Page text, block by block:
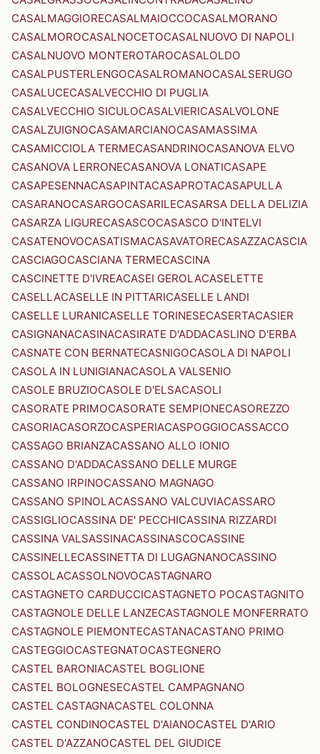
CASALMAGGIORECASALMAIOCCOCASALMORANO
CASALMOROCASALNOCETOCASALNUOVO DI NAPOLI
CASALNUOVO MONTEROTAROCASALOLDO
CASALPUSTERLENGOCASALROMANOCASALSERUGO
CASALUCECASALVECCHIO DI PUGLIA
CASALVECCHIO SICULOCASALVIERICASALVOLONE
CASALZUIGNOCASAMARCIANOCASAMASSIMA
CASAMICCIOLA TERMECASANDRINOCASANOVA ELVO
CASANOVA LERRONECASANOVA LONATICASAPE
CASAPESENNACASAPINTACASAPROTACASAPULLA
CASARANOCASARGOCASARILECASARSA DELLA DELIZIA
CASARZA LIGURECASASCOCASASCO D'INTELVI
CASATENOVOCASATISMACASAVATORECASAZZACASCIA
CASCIAGOCASCIANA TERMECASCINA
CASCINETTE D'IVREACASEI GEROLACASELETTE
CASELLACASELLE IN PITTARICASELLE LANDI
CASELLE LURANICASELLE TORINESECASERTACASIER
CASIGNANACASINACASIRATE D'ADDACASLINO D'ERBA
CASNATE CON BERNATECASNIGOCASOLA DI NAPOLI
CASOLA IN LUNIGIANACASOLA VALSENIO
CASOLE BRUZIOCASOLE D'ELSACASOLI
CASORATE PRIMOCASORATE SEMPIONECASOREZZO
CASORIACASORZOCASPERIACASPOGGIOCASSACCO
CASSAGO BRIANZACASSANO ALLO IONIO
CASSANO D'ADDACASSANO DELLE MURGE
CASSANO IRPINOCASSANO MAGNAGO
CASSANO SPINOLACASSANO VALCUVIACASSARO
CASSIGLIOCASSINA DE' PECCHICASSINA RIZZARDI
CASSINA VALSASSINACASSINASCOCASSINE
CASSINELLECASSINETTA DI LUGAGNANOCASSINO
CASSOLACASSOLNOVOCASTAGNARO
CASTAGNETO CARDUCCICASTAGNETO POCASTAGNITO
CASTAGNOLE DELLE LANZECASTAGNOLE MONFERRATO
CASTAGNOLE PIEMONTECASTANACASTANO PRIMO
CASTEGGIOCASTEGNATOCASTEGNERO
CASTEL BARONIACASTEL BOGLIONE
CASTEL BOLOGNESECASTEL CAMPAGNANO
CASTEL CASTAGNACASTEL COLONNA
CASTEL CONDINOCASTEL D'AIANOCASTEL D'ARIO
CASTEL D'AZZANOCASTEL DEL GIUDICE